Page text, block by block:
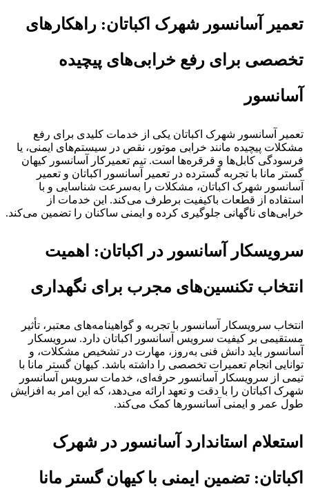
تعمیر آسانسور شهرک اکباتان: راهکارهای
تخصصی برای رفع خرابی‌های پیچیده
آسانسور
تعمیر آسانسور شهرک اکباتان یکی از خدمات کلیدی برای رفع
مشکلات پیچیده مانند خرابی موتور، نقص در سیستم‌های ایمنی، یا
فرسودگی کابل‌ها و قرقره‌ها است. تیم تعمیرکار آسانسور کیهان
گستر مانا با تجربه گسترده در تعمیر آسانسور اکباتان و تعمیر
آسانسور شهرک اکباتان، مشکلات را به‌سرعت شناسایی و با
استفاده از قطعات باکیفیت برطرف می‌کند. این خدمات از
خرابی‌های ناگهانی جلوگیری کرده و ایمنی ساکنان را تضمین می‌کند.
سرویسکار آسانسور در اکباتان: اهمیت
انتخاب تکنسین‌های مجرب برای نگهداری
انتخاب سرویسکار آسانسور با تجربه و گواهینامه‌های معتبر، تأثیر
مستقیمی بر کیفیت سرویس آسانسور اکباتان دارد. سرویسکار
آسانسور باید دانش فنی به‌روز، مهارت در تشخیص مشکلات، و
توانایی انجام تعمیرات تخصصی را داشته باشد. کیهان گستر مانا با
تیمی از سرویسکار آسانسور حرفه‌ای، خدمات سرویس آسانسور
شهرک اکباتان را با دقت و تعهد ارائه می‌دهد، که این امر به افزایش
طول عمر و ایمنی آسانسورها کمک می‌کند.
استعلام استاندارد آسانسور در شهرک
اکباتان: تضمین ایمنی با کیهان گستر مانا